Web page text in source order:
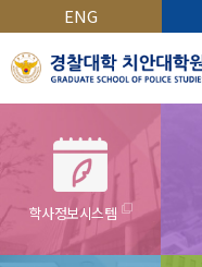
ENG
학사정보시스템